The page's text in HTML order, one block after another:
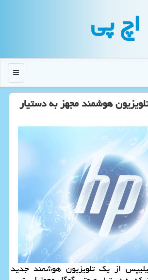
اچ پی
منو
هوشمند مجهز به دستیار
از یك تلویزیون هوشمند جدید